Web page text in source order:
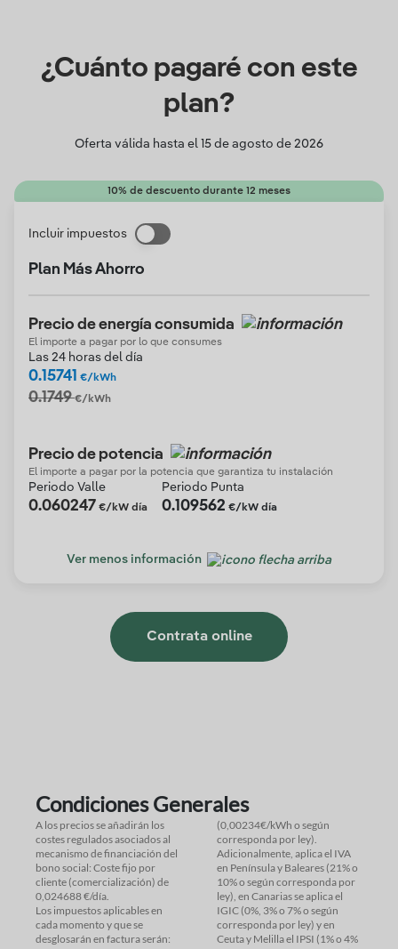
¿Cuánto pagaré con este
plan?
Oferta válida hasta el 15 de agosto de 2026
10% de descuento durante 12 meses
Incluir impuestos
Plan Más Ahorro
Precio de energía consumida
El importe a pagar por lo que consumes
Las 24 horas del día
0.15741 €/kWh
0.1749€/kWh
Precio de potencia
El importe a pagar por la potencia que garantiza tu instalación
Periodo Valle
0.060247 €/kW día
Periodo Punta
0.109562 €/kW día
Ver menos información
Contrata online
Condiciones Generales
A los precios se añadirán los
costes regulados asociados al
mecanismo de financiación del
bono social: Coste fijo por
cliente (comercialización) de
0,024688 €/día.
Los impuestos aplicables en
cada momento y que se
desglosarán en factura serán:
(0,00234€/kWh o según
corresponda por ley).
Adicionalmente, aplica el IVA
en Península y Baleares (21% o
10% o según corresponda por
ley), en Canarias se aplica el
IGIC (0%, 3% o 7% o según
corresponda por ley) y en
Ceuta y Melilla el IPSI (1% o 4%